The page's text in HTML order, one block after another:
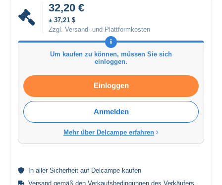
32,20 €
± 37,21 $
Zzgl. Versand- und Plattformkosten
Um kaufen zu können, müssen Sie sich
einloggen.
Einloggen
Anmelden
Mehr über Delcampe erfahren
In aller Sicherheit auf Delcampe kaufen
Versand gemäß den Verkaufsbedingungen des Verkäufers